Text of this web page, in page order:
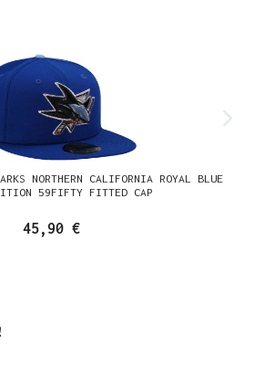
NORTHERN CALIFORNIA ROYAL BLUE
59FIFTY FITTED CAP
45,90 €